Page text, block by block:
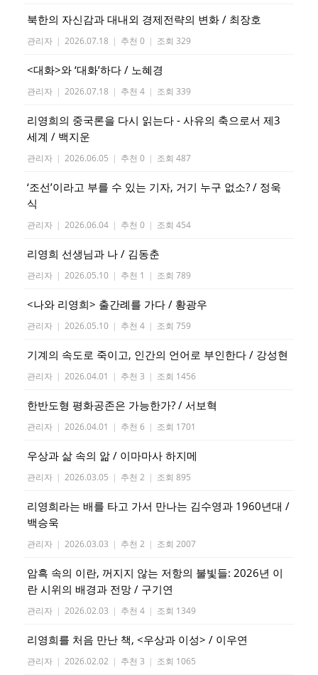
북한의 자신감과 대내외 경제전략의 변화 / 최장호
관리자 | 2026.07.18 | 추천 0 | 조회 329
<대화>와 ‘대화’하다 / 노혜경
관리자 | 2026.07.18 | 추천 4 | 조회 339
리영희의 중국론을 다시 읽는다 - 사유의 축으로서 제3
세계 / 백지운
관리자 | 2026.06.05 | 추천 0 | 조회 487
‘조선’이라고 부를 수 있는 기자, 거기 누구 없소? / 정욱
식
관리자 | 2026.06.04 | 추천 0 | 조회 454
리영희 선생님과 나 / 김동춘
관리자 | 2026.05.10 | 추천 1 | 조회 789
<나와 리영희> 출간례를 가다 / 황광우
관리자 | 2026.05.10 | 추천 4 | 조회 759
기계의 속도로 죽이고, 인간의 언어로 부인한다 / 강성현
관리자 | 2026.04.01 | 추천 3 | 조회 1456
한반도형 평화공존은 가능한가? / 서보혁
관리자 | 2026.04.01 | 추천 6 | 조회 1701
우상과 삶 속의 앎 / 이마마사 하지메
관리자 | 2026.03.05 | 추천 2 | 조회 895
리영희라는 배를 타고 가서 만나는 김수영과 1960년대 /
백승욱
관리자 | 2026.03.03 | 추천 2 | 조회 2007
암흑 속의 이란, 꺼지지 않는 저항의 불빛들: 2026년 이
란 시위의 배경과 전망 / 구기연
관리자 | 2026.02.03 | 추천 4 | 조회 1349
리영희를 처음 만난 책, <우상과 이성> / 이우연
관리자 | 2026.02.02 | 추천 3 | 조회 1065